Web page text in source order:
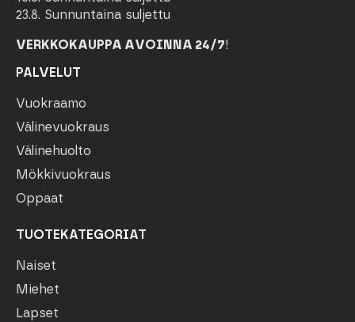
23.8. Sunnuntaina suljettu
VERKKOKAUPPA AVOINNA 24/7!
PALVELUT
Vuokraamo
Välinevuokraus
Välinehuolto
Mökkivuokraus
Oppaat
TUOTEKATEGORIAT
Naiset
Miehet
Lapset